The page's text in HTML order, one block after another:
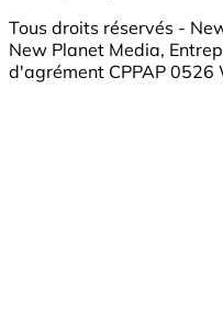
Tous droits réservés -
New Planet Media,
d'agrément CPPAP 0526